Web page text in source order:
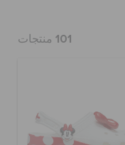
101 منتجات